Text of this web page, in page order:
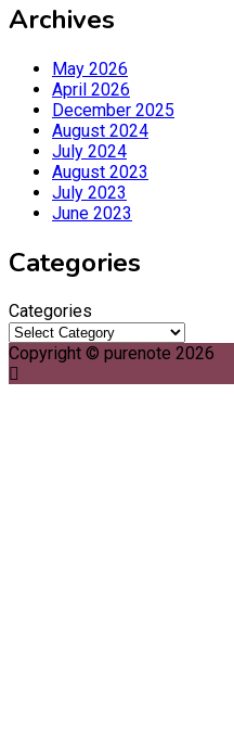
Archives
May 2026
April 2026
December 2025
August 2024
July 2024
August 2023
July 2023
June 2023
Categories
Categories
Copyright © purenote 2026